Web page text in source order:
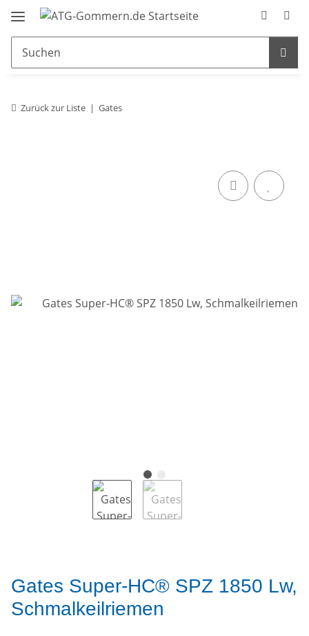
Zurück zur Liste Gates
Gates Super-HC® SPZ 1850 Lw,
Schmalkeilriemen